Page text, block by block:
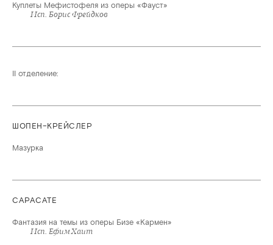
Куплеты Мефистофеля из оперы «Фауст»
Исп. Борис Фрейдков
II отделение:
ШОПЕН–КРЕЙСЛЕР
Мазурка
САРАСАТЕ
Фантазия на темы из оперы Бизе «Кармен»
Исп. Ефим Хаит